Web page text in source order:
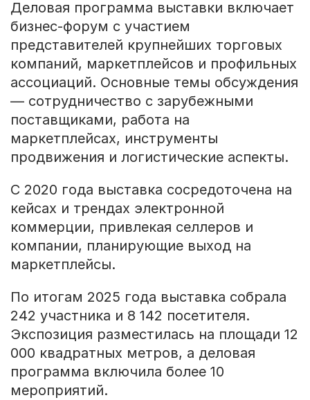
Деловая программа выставки включает
бизнес-форум с участием
представителей крупнейших торговых
компаний, маркетплейсов и профильных
ассоциаций. Основные темы обсуждения
— сотрудничество с зарубежными
поставщиками, работа на
маркетплейсах, инструменты
продвижения и логистические аспекты.
С 2020 года выставка сосредоточена на
кейсах и трендах электронной
коммерции, привлекая селлеров и
компании, планирующие выход на
маркетплейсы.
По итогам 2025 года выставка собрала
242 участника и 8 142 посетителя.
Экспозиция разместилась на площади 12
000 квадратных метров, а деловая
программа включила более 10
мероприятий.